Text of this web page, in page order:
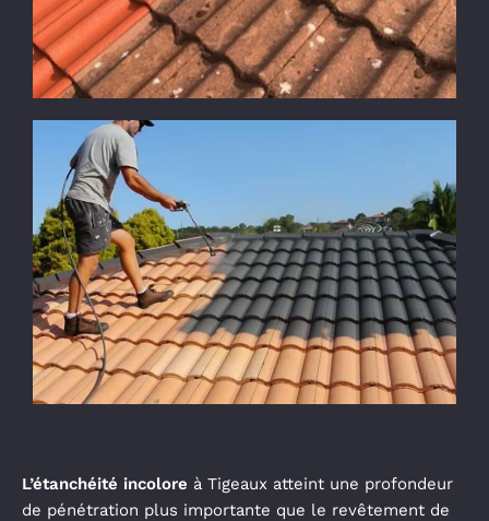
L’étanchéité incolore à Tigeaux atteint une profondeur
de pénétration plus importante que le revêtement de